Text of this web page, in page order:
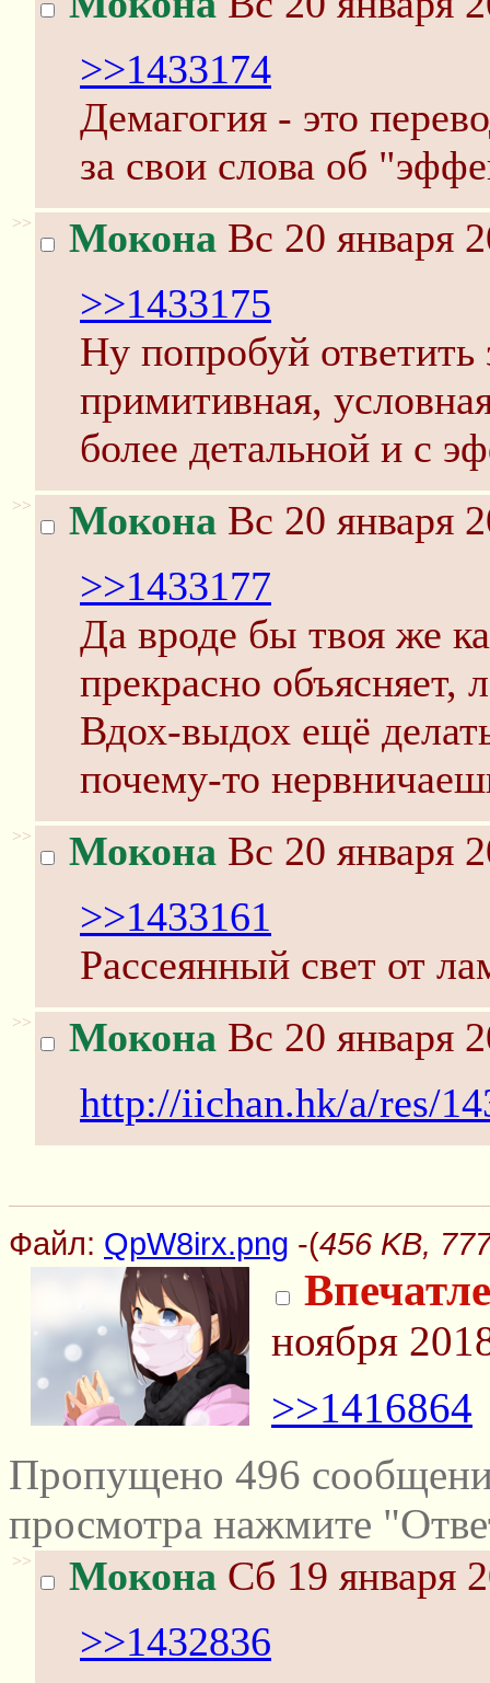
>>1433174
Демагогия - это
за свои слова об
>> Мокона Вс 20 января
>>1433175
Ну попробуй ответить
примитивная,
более детальной и с
>> Мокона Вс 20 января
>>1433177
Да вроде бы твоя же
прекрасно объясняет,
Вдох-выдох ещё
почему-то
>> Мокона Вс 20 января
>>1433161
Рассеянный свет от
>> Мокона Вс 20 января
http://iichan.hk/a/res/
Файл: QpW8irx.png -(456 KB,
ноября
>>1416864
Пропущено 496
просмотра нажмите
>> Мокона Сб 19 января
>>1432836